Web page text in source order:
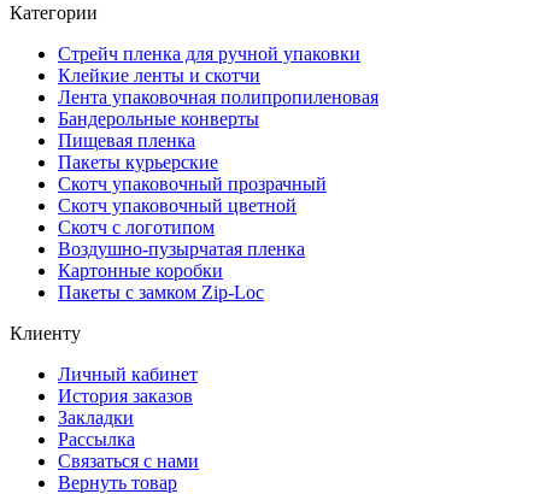
Категории
Стрейч пленка для ручной упаковки
Клейкие ленты и скотчи
Лента упаковочная полипропиленовая
Бандерольные конверты
Пищевая пленка
Пакеты курьерские
Cкотч упаковочный прозрачный
Скотч упаковочный цветной
Cкотч с логотипом
Воздушно-пузырчатая пленка
Картонные коробки
Пакеты с замком Zip-Loc
Клиенту
Личный кабинет
История заказов
Закладки
Рассылка
Связаться с нами
Вернуть товар